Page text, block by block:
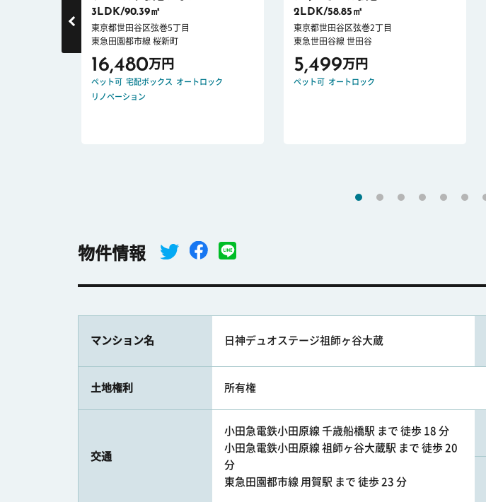
3LDK/90.39㎡
東京都世田谷区弦巻5丁目
東急田園都市線 桜新町
16,480万円
ペット可 宅配ボックス
オートロック
リノベーション
2LDK/58.85㎡
東京都世田谷区弦巻2丁目
東急世田谷線 世田谷
5,499万円
ペット可 オートロック
物件情報
マンション名 日神デュオステージ祖師ヶ谷大蔵
土地権利 所有権
交通
小田急電鉄小田原線 千歳船橋駅 まで 徒歩 18 分
小田急電鉄小田原線 祖師ヶ谷大蔵駅 まで 徒歩 20
分
東急田園都市線 用賀駅 まで 徒歩 23 分